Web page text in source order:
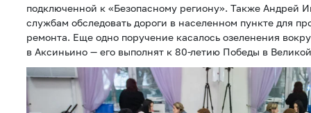
подключенной к «Безопасному региону». Также Андрей
службам обследовать дороги в населенном пункте для
ремонта. Еще одно поручение касалось озеленения
в Аксиньино — его выполнят к 80-летию Победы в